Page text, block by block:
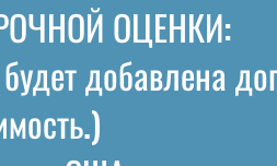
ОЦЕНКИ:
добавлена